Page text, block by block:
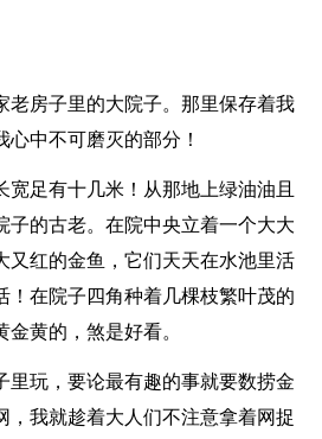
房子里的大院子。那里保存着我
中不可磨灭的部分！
宽足有十几米！从那地上绿油油且
子的古老。在院中央立着一个大大
又红的金鱼，它们天天在水池里活
！在院子四角种着几棵枝繁叶茂的
黄的，煞是好看。
里玩，要论最有趣的事就要数捞金
，我就趁着大人们不注意拿着网捉